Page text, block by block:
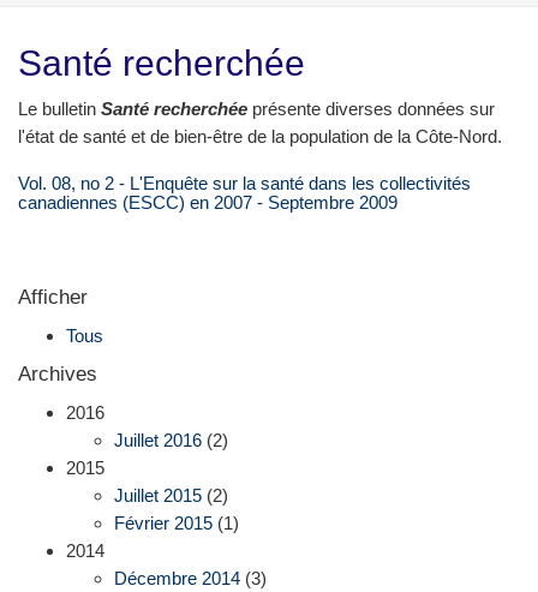
Santé recherchée
Le bulletin Santé recherchée présente diverses données sur
l'état de santé et de bien-être de la population de la Côte-Nord.
Vol. 08, no 2 - L'Enquête sur la santé dans les collectivités
canadiennes (ESCC) en 2007 - Septembre 2009
Afficher
Tous
Archives
2016
Juillet 2016 (2)
2015
Juillet 2015 (2)
Février 2015 (1)
2014
Décembre 2014 (3)